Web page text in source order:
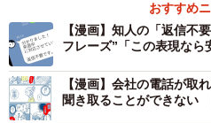
おすすめ
【漫画】知人の「返信不
フレーズ”「この表現なら
【漫画】会社の電話が
聞き取ることができない